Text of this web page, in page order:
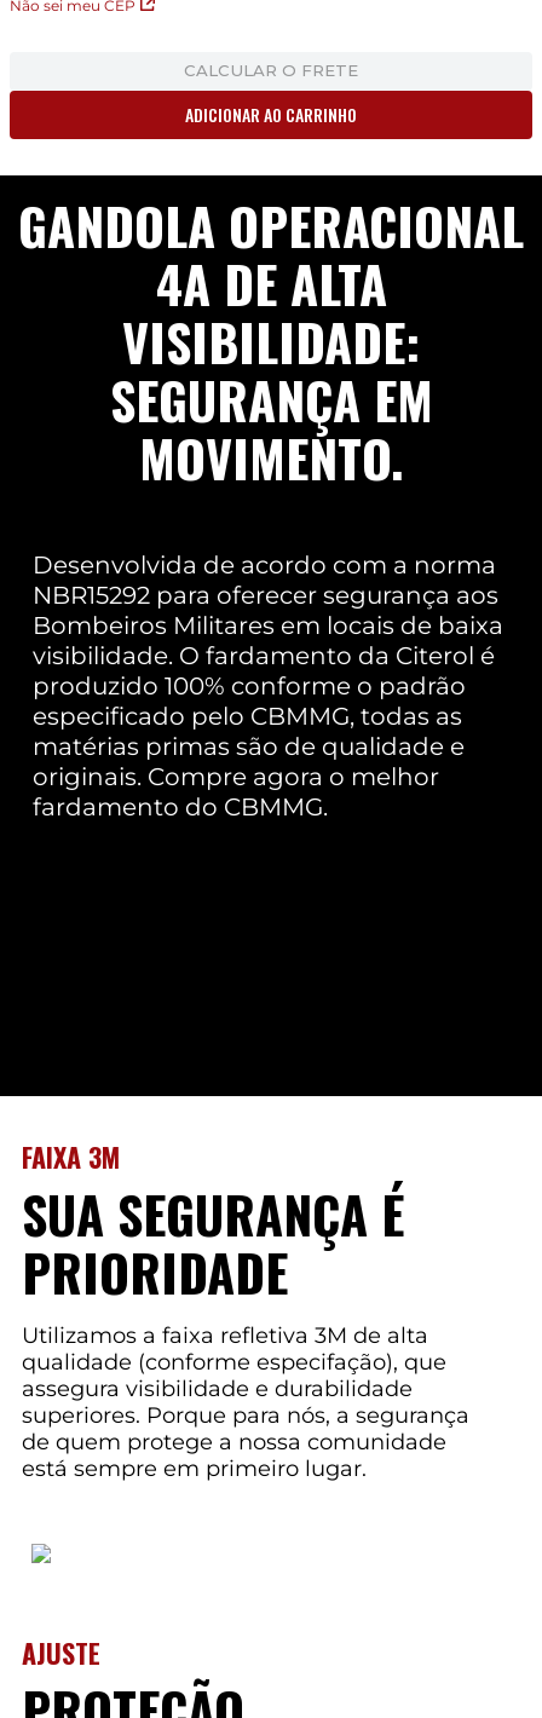
Não sei meu CEP
CALCULAR O FRETE
ADICIONAR AO CARRINHO
GANDOLA OPERACIONAL
4A DE ALTA
VISIBILIDADE:
SEGURANÇA EM
MOVIMENTO.
Desenvolvida de acordo com a norma
NBR15292 para oferecer segurança aos
Bombeiros Militares em locais de baixa
visibilidade. O fardamento da Citerol é
produzido 100% conforme o padrão
especificado pelo CBMMG, todas as
matérias primas são de qualidade e
originais. Compre agora o melhor
fardamento do CBMMG.
FAIXA 3M
SUA SEGURANÇA É
PRIORIDADE
Utilizamos a faixa refletiva 3M de alta
qualidade (conforme especifação), que
assegura visibilidade e durabilidade
superiores. Porque para nós, a segurança
de quem protege a nossa comunidade
está sempre em primeiro lugar.
AJUSTE